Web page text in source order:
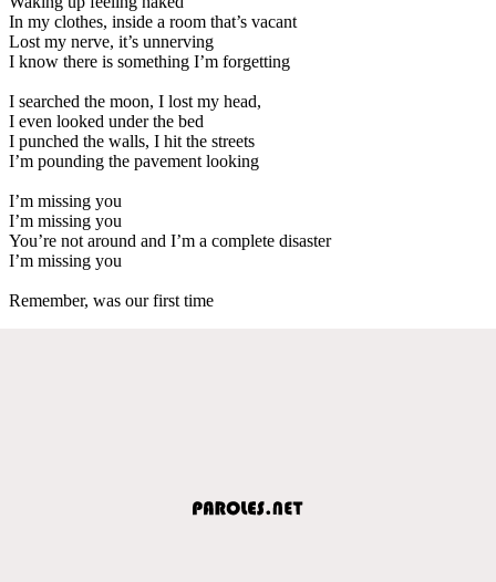
In my clothes, inside a room that’s vacant
Lost my nerve, it’s unnerving
I know there is something I’m forgetting
I searched the moon, I lost my head,
I even looked under the bed
I punched the walls, I hit the streets
I’m pounding the pavement looking
I’m missing you
I’m missing you
You’re not around and I’m a complete disaster
I’m missing you
Remember, was our first time